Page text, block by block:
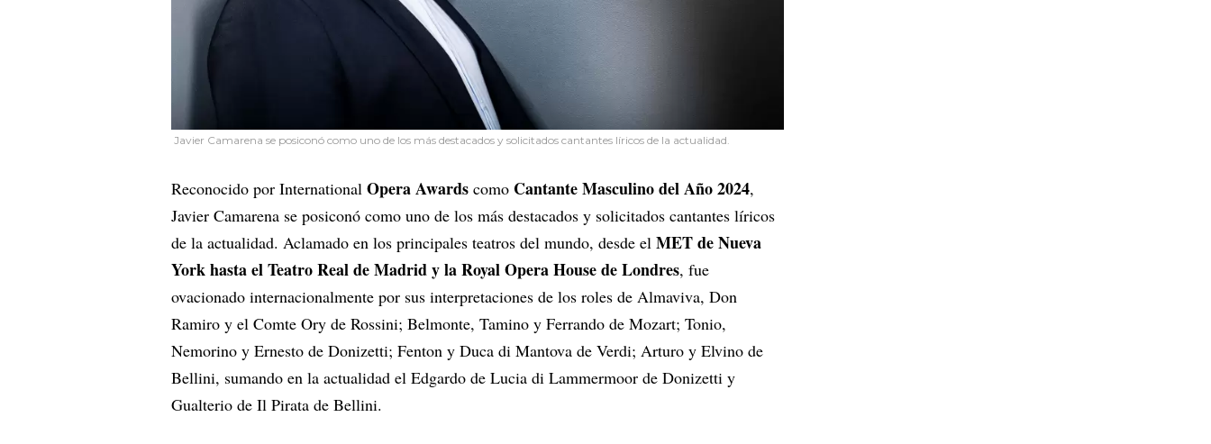
Javier Camarena se posiconó como uno de los más destacados y solicitados cantantes líricos de la actualidad.
Reconocido por International Opera Awards como Cantante Masculino del Año 2024,
Javier Camarena se posiconó como uno de los más destacados y solicitados cantantes líricos
de la actualidad. Aclamado en los principales teatros del mundo, desde el MET de Nueva
York hasta el Teatro Real de Madrid y la Royal Opera House de Londres, fue
ovacionado internacionalmente por sus interpretaciones de los roles de Almaviva, Don
Ramiro y el Comte Ory de Rossini; Belmonte, Tamino y Ferrando de Mozart; Tonio,
Nemorino y Ernesto de Donizetti; Fenton y Duca di Mantova de Verdi; Arturo y Elvino de
Bellini, sumando en la actualidad el Edgardo de Lucia di Lammermoor de Donizetti y
Gualterio de Il Pirata de Bellini.